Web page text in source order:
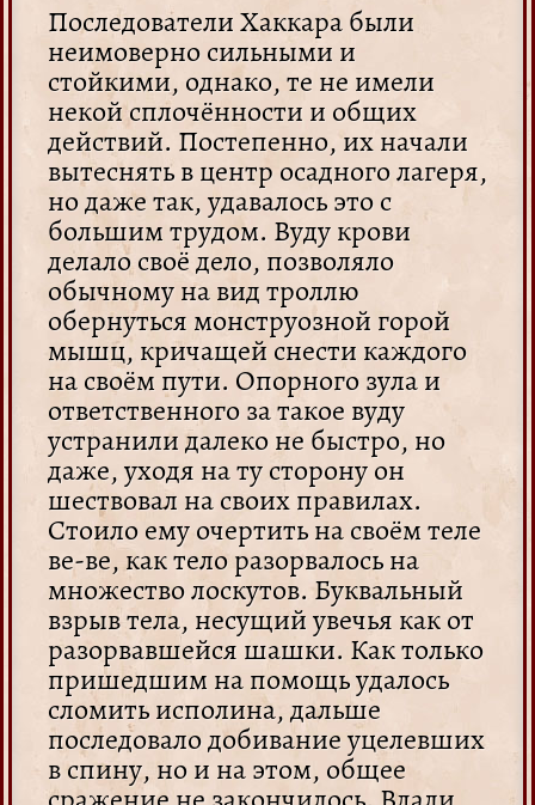
Последователи Хаккара были
неимоверно сильными и
стойкими, однако, те не имели
некой сплочённости и общих
действий. Постепенно, их начали
вытеснять в центр осадного лагеря,
но даже так, удавалось это с
большим трудом. Вуду крови
делало своё дело, позволяло
обычному на вид троллю
обернуться монструозной горой
мышц, кричащей снести каждого
на своём пути. Опорного зула и
ответственного за такое вуду
устранили далеко не быстро, но
даже, уходя на ту сторону он
шествовал на своих правилах.
Стоило ему очертить на своём теле
ве-ве, как тело разорвалось на
множество лоскутов. Буквальный
взрыв тела, несущий увечья как от
разорвавшейся шашки. Как только
пришедшим на помощь удалось
сломить исполина, дальше
последовало добивание уцелевших
в спину, но и на этом, общее